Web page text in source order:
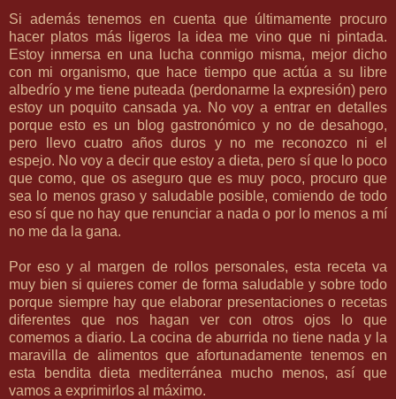
Si además tenemos en cuenta que últimamente procuro
hacer platos más ligeros la idea me vino que ni pintada.
Estoy inmersa en una lucha conmigo misma, mejor dicho
con mi organismo, que hace tiempo que actúa a su libre
albedrío y me tiene puteada (perdonarme la expresión) pero
estoy un poquito cansada ya. No voy a entrar en detalles
porque esto es un blog gastronómico y no de desahogo,
pero llevo cuatro años duros y no me reconozco ni el
espejo. No voy a decir que estoy a dieta, pero sí que lo poco
que como, que os aseguro que es muy poco, procuro que
sea lo menos graso y saludable posible, comiendo de todo
eso sí que no hay que renunciar a nada o por lo menos a mí
no me da la gana.
Por eso y al margen de rollos personales, esta receta va
muy bien si quieres comer de forma saludable y sobre todo
porque siempre hay que elaborar presentaciones o recetas
diferentes que nos hagan ver con otros ojos lo que
comemos a diario. La cocina de aburrida no tiene nada y la
maravilla de alimentos que afortunadamente tenemos en
esta bendita dieta mediterránea mucho menos, así que
vamos a exprimirlos al máximo.